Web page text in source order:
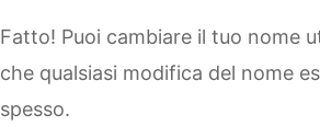
Fatto! Puoi cambiare il tuo nome
che qualsiasi modifica del nome
spesso.